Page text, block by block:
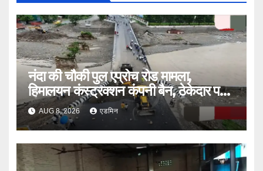
नंदा की चौकी पुल एप्रोच रोड मामला,
हिमालयन कंस्ट्रक्शन कंपनी बैन, ठेकेदार पर
भी एक्शन
AUG 8, 2026 एडमिन